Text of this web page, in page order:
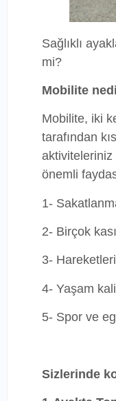
Sağlıklı
mi?
Mobilite
Mobilite, iki
tarafından
aktiviteleriniz
önemli
1-
2- Birçok
3-
4- Yaşam
5- Spor ve
Sizlerinde